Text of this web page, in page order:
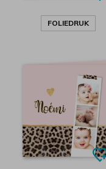
FOLIEDRUK